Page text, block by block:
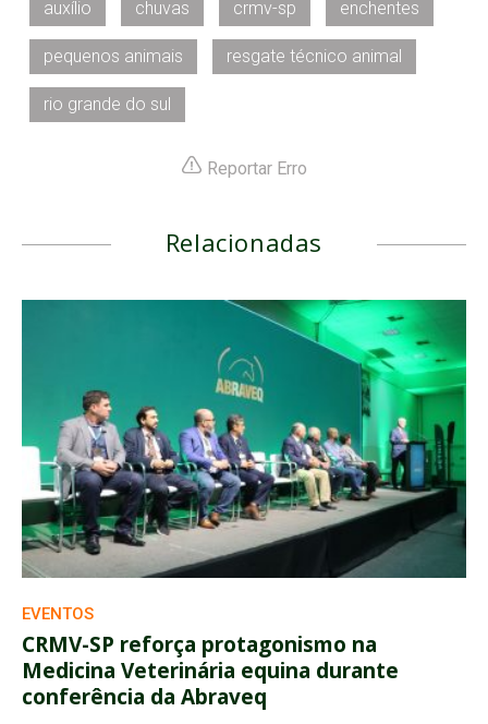
auxílio chuvas crmv-sp enchentes
pequenos animais resgate técnico animal
rio grande do sul
Reportar Erro
Relacionadas
EVENTOS
CRMV-SP reforça protagonismo na
Medicina Veterinária equina durante
conferência da Abraveq